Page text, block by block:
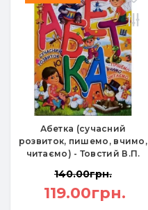
Абетка (сучасний
розвиток, пишемо, вчимо,
читаємо) - Товстий В.П.
140.00грн.
119.00грн.